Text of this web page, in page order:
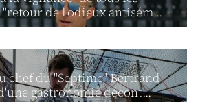
de l'odieux antisém...
chef du "Septime" Bertrand
gastronomie décont...